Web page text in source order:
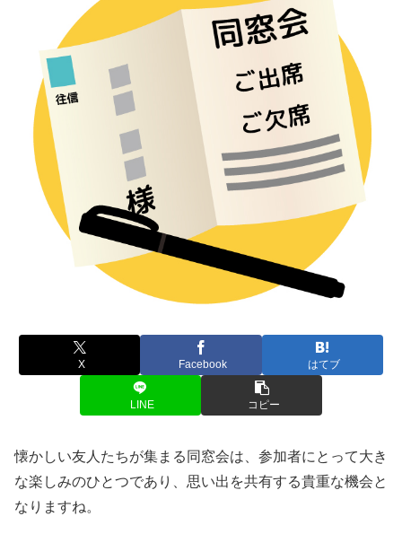
X Facebook はてブ
LINE コピー
懐かしい友人たちが集まる同窓会は、参加者にとって大き
な楽しみのひとつであり、思い出を共有する貴重な機会と
なりますね。